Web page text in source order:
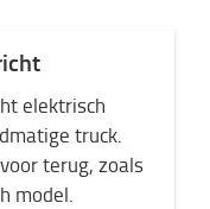
elektrisch
truck.
terug, zoals
model.